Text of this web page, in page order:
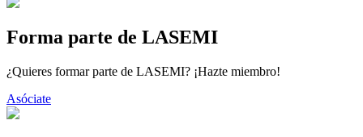
Forma parte de LASEMI
¿Quieres formar parte de LASEMI? ¡Hazte miembro!
Asóciate